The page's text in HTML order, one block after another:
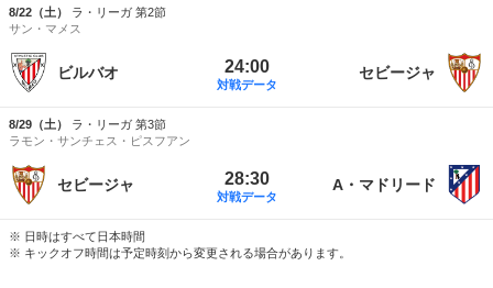
8/22（土）
ラ・リーガ 第2節
サン・マメス
ビルバオ 24:00
対戦データ
セビージャ
8/29（土）
ラ・リーガ 第3節
ラモン・サンチェス・ピスフアン
セビージャ 28:30
対戦データ
A・マドリード
※ 日時はすべて日本時間
※ キックオフ時間は予定時刻から変更される場合があります。